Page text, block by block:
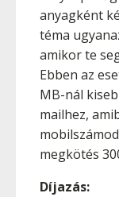
anyagként
téma
amikor te
Ebben az
MB-nál
mailhez,
megkötés
Díjazás: